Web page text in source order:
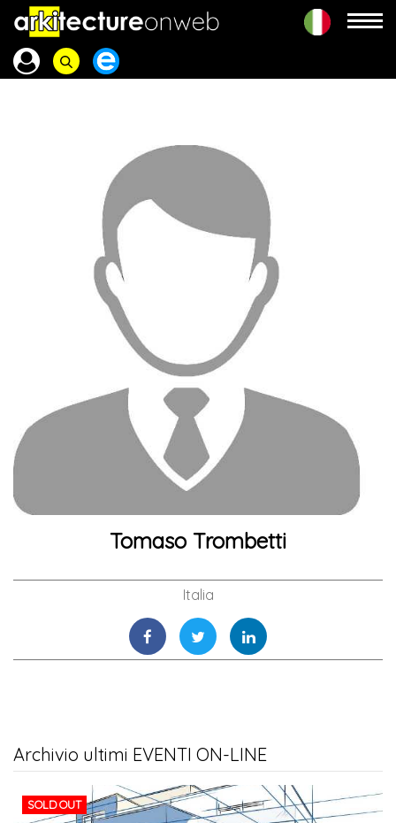
Tomaso Trombetti
Italia
Archivio ultimi EVENTI ON-LINE
SOLD OUT